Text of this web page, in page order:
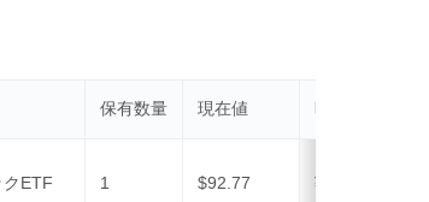
保有数量 現在値
ETF 1 $92.77 ¥12,070